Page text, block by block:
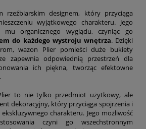
rzeźbiarskim designem, który przyciąga
wyjątkowego charakteru. Jego
organicznego wyglądu, czyniąc go
do każdego wystroju wnętrza. Dzięki
wazon Plier pomieści duże bukiety
zapewnia odpowiednią przestrzeń dla
ich piękna, tworząc efektowne
to nie tylko przedmiot użytkowy, ale
dekoracyjny, który przyciąga spojrzenia i
charakteru. Jego możliwość
czyni go wszechstronnym